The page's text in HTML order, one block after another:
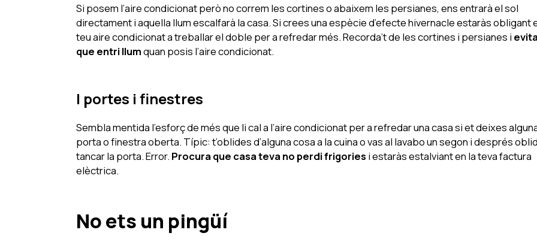
Si posem l’aire condicionat però no correm les cortines o abaixem les persianes, ens entrarà el sol
directament i aquella llum escalfarà la casa. Si crees una espècie d’efecte hivernacle estaràs obligant
teu aire condicionat a treballar el doble per a refredar més. Recorda’t de les cortines i persianes i
que entri llumquan posis l’aire condicionat.
I portes i finestres
Sembla mentida l’esforç de més que li cal a l’aire condicionat per a refredar una casa si et deixes
porta o finestra oberta. Típic: t’oblides d’alguna cosa a la cuina o vas al lavabo un segon i després
tancar la porta. Error. Procura que casa teva no perdi frigories i estaràs estalviant en la teva factura
elèctrica.
No ets un pingüí